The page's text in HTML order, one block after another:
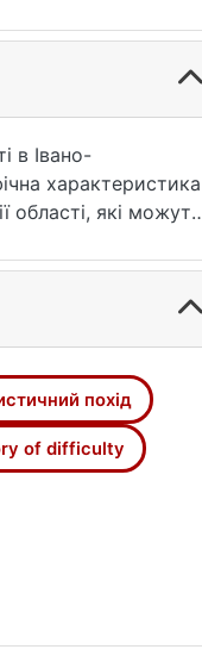
в Івано-
характеристика
області, які можуть
та групового
тривалість та
можуть бути
області.
похід
of difficulty